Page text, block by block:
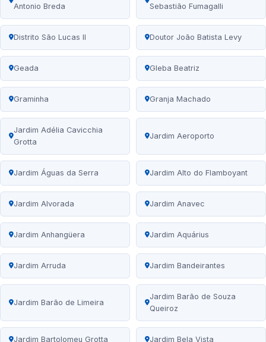
Antonio Breda
Sebastião Fumagalli
Distrito São Lucas II Doutor João Batista Levy
Geada Gleba Beatriz
Graminha Granja Machado
Jardim Adélia Cavicchia
Grotta
Jardim Aeroporto
Jardim Águas da Serra Jardim Alto do Flamboyant
Jardim Alvorada Jardim Anavec
Jardim Anhangüera Jardim Aquárius
Jardim Arruda Jardim Bandeirantes
Jardim Barão de Limeira
Jardim Barão de Souza
Queiroz
Jardim Bartolomeu Grotta Jardim Bela Vista